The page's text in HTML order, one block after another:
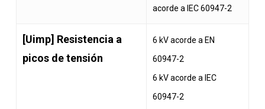
acorde a IEC 60947-2
[Uimp] Resistencia a
picos de tensión
6 kV acorde a EN
60947-2
6 kV acorde a IEC
60947-2